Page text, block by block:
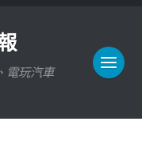
電玩汽車